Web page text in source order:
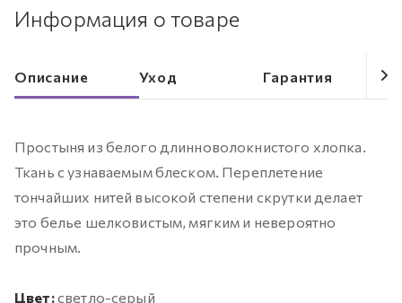
Информация о товаре
Описание Уход Гарантия
Простыня из белого длинноволокнистого хлопка.
Ткань с узнаваемым блеском. Переплетение
тончайших нитей высокой степени скрутки делает
это белье шелковистым, мягким и невероятно
прочным.
Цвет:светло-серый